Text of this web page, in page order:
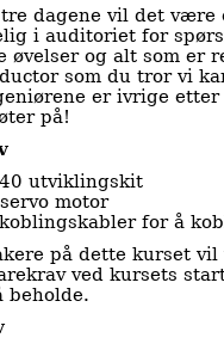
dagene vil det
i auditoriet for
øvelser og alt som er
som du tror vi
er ivrige
på!
utviklingskit
motor
for å
på dette kurset vil
ved kursets
beholde.